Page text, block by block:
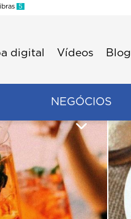
5
digital Vídeos Blog
NEGÓCIOS